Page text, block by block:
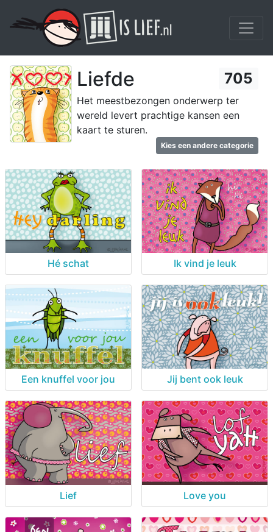
Liefde 705
Het meestbezongen onderwerp ter
wereld levert prachtige kansen een
kaart te sturen.
Kies een andere categorie
Hé schat Ik vind je leuk
Een knuffel voor jou Jij bent ook leuk
Lief Love you